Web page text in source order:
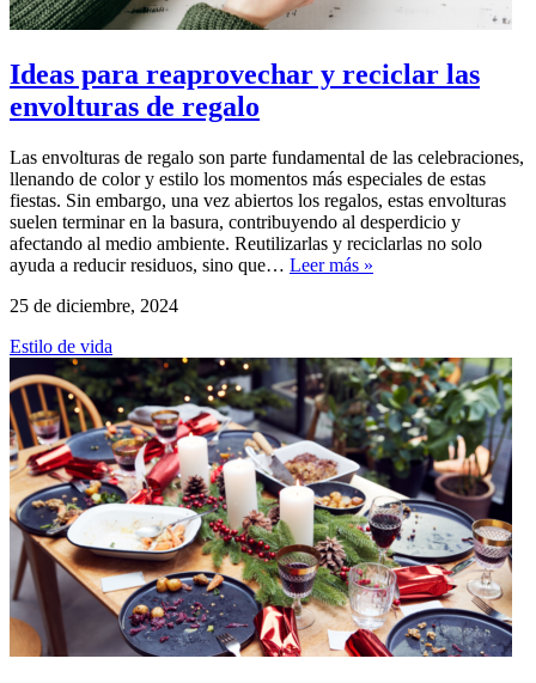
Ideas para reaprovechar y reciclar las
envolturas de regalo
Las envolturas de regalo son parte fundamental de las celebraciones,
llenando de color y estilo los momentos más especiales de estas
fiestas. Sin embargo, una vez abiertos los regalos, estas envolturas
suelen terminar en la basura, contribuyendo al desperdicio y
afectando al medio ambiente. Reutilizarlas y reciclarlas no solo
ayuda a reducir residuos, sino que… Leer más »
25 de diciembre, 2024
Estilo de vida